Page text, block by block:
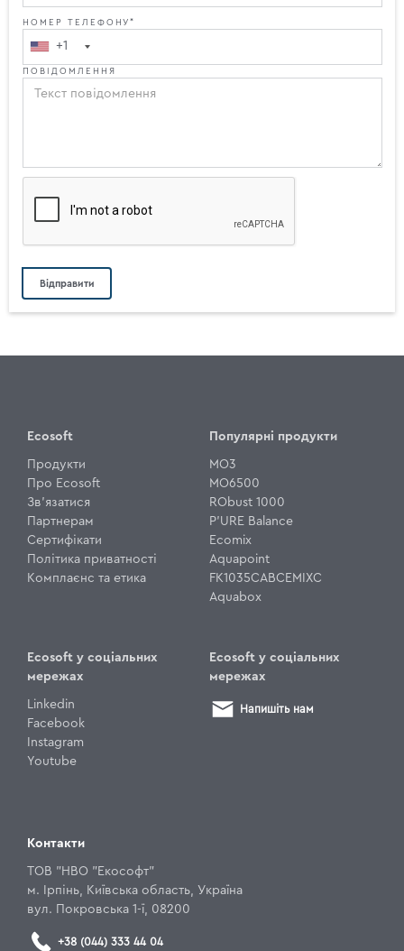
НОМЕР ТЕЛЕФОНУ*
+1
ПОВІДОМЛЕННЯ
Ecosoft
Продукти
Про Ecosoft
Зв'язатися
Партнерам
Сертифікати
Політика приватності
Комплаєнс та етика
Популярні продукти
MO3
MO6500
RObust 1000
P'URE Balance
Ecomix
Aquapoint
FK1035CABCEMIXC
Aquabox
Ecosoft у соціальних
мережах
Linkedin
Facebook
Instagram
Youtube
Ecosoft у соціальних
мережах
Напишіть нам
Контакти
ТОВ "НВО "Екософт"
м. Ірпінь, Київська область, Україна
вул. Покровська 1-ї, 08200
+38 (044) 333 44 04